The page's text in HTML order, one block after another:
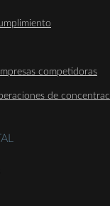
competidoras
de